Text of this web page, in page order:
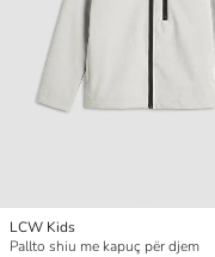
LCW Kids
Pallto shiu me kapuç për djem